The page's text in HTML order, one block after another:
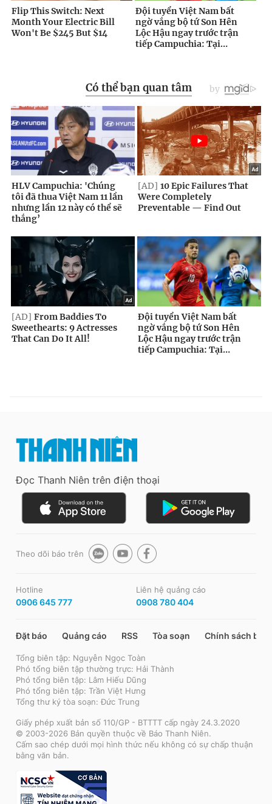
Đọc Thanh Niên trên điện thoại
Theo dõi báo trên
Hotline
0906 645 777
Liên hệ quảng cáo
0908 780 404
Đặt báo Quảng cáo RSS Tòa soạn Chính sách bảo
Tổng biên tập: Nguyễn Ngọc Toàn
Phó tổng biên tập thường trực: Hải Thành
Phó tổng biên tập: Lâm Hiếu Dũng
Phó tổng biên tập: Trần Việt Hưng
Tổng thư ký tòa soạn: Đức Trung
Giấy phép xuất bản số 110/GP - BTTTT cấp ngày 24.3.2020
© 2003-2026 Bản quyền thuộc về Báo Thanh Niên.
Cấm sao chép dưới mọi hình thức nếu không có sự chấp thuận
bằng văn bản.